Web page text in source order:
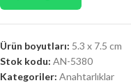
Ürün boyutları: 5.3 x 7.5 cm
Stok kodu: AN-5380
Kategoriler: Anahtarlıklar